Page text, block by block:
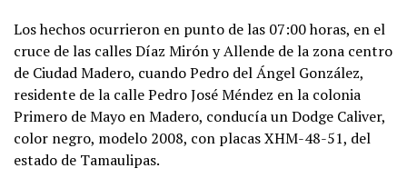
Los hechos ocurrieron en punto de las 07:00 horas, en el
cruce de las calles Díaz Mirón y Allende de la zona centro
de Ciudad Madero, cuando Pedro del Ángel González,
residente de la calle Pedro José Méndez en la colonia
Primero de Mayo en Madero, conducía un Dodge Caliver,
color negro, modelo 2008, con placas XHM-48-51, del
estado de Tamaulipas.